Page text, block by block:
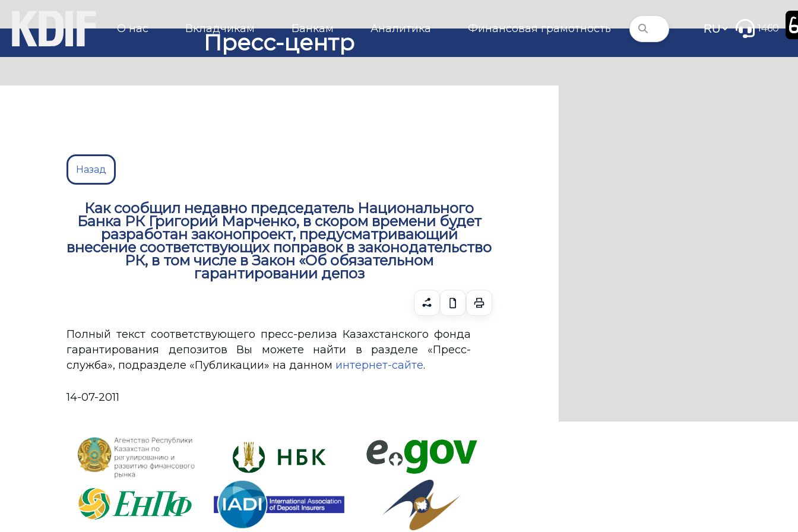
О нас Вкладчикам Банкам Аналитика Финансовая грамотность 1460
Пресс-центр
Назад
Как сообщил недавно председатель Национального
Банка РК Григорий Марченко, в скором времени будет
разработан законопроект, предусматривающий
внесение соответствующих поправок в законодательство
РК, в том числе в Закон «Об обязательном
гарантировании депоз
Полный текст соответствующего пресс-релиза Казахстанского фонда
гарантирования депозитов Вы можете найти в разделе «Пресс-
служба», подразделе «Публикации» на данном интернет-сайте.
14-07-2011